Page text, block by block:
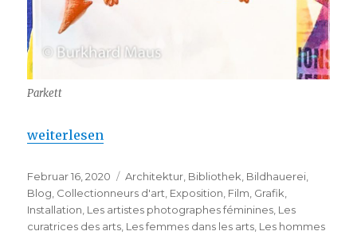
Parkett
„PARKETT – Une réunion de la famille de l’art à
weiterlesen
Veröffentlicht
am
Februar 16, 2020 Kategorien
Architektur Bibliothek Bildhauerei
Blog Collectionneurs d'art Exposition Film Grafik
Installation Les artistes photographes féminines Les
curatrices des arts Les femmes dans les arts Les hommes